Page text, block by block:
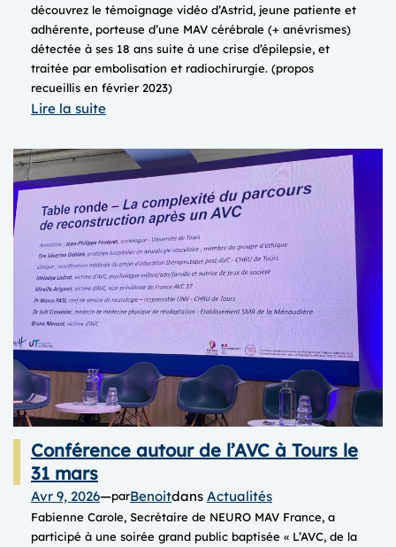
découvrez le témoignage vidéo d’Astrid, jeune patiente et
adhérente, porteuse d’une MAV cérébrale (+ anévrismes)
détectée à ses 18 ans suite à une crise d’épilepsie, et
traitée par embolisation et radiochirurgie. (propos
recueillis en février 2023)
Lire la suite:
sa
vie
avec
une
MAV
cérébrale
(vidéo
de
Conférence autour de l’AVC à Tours le
31 mars
Avr 9, 2026—parBenoitdans Actualités
Fabienne Carole, Secrétaire de NEURO MAV France, a
participé à une soirée grand public baptisée « L’AVC, de la